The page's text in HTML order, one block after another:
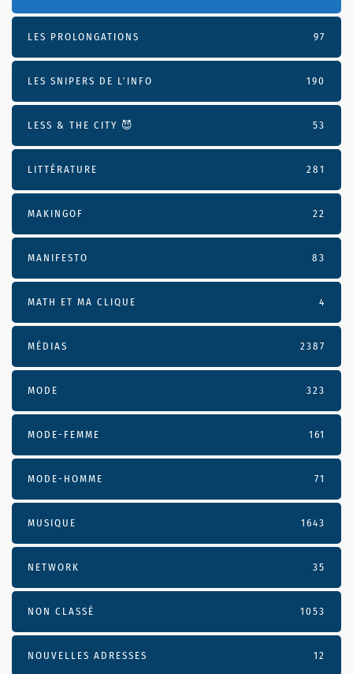
LES PROLONGATIONS 97
LES SNIPERS DE L’INFO 190
LESS & THE CITY 😈 53
LITTÉRATURE 281
MAKINGOF 22
MANIFESTO 83
MATH ET MA CLIQUE 4
MÉDIAS 2387
MODE 323
MODE-FEMME 161
MODE-HOMME 71
MUSIQUE 1643
NETWORK 35
NON CLASSÉ 1053
NOUVELLES ADRESSES 12